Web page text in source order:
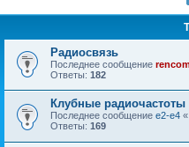
Радиосвязь
Последнее сообщение
Ответы: 182
Клубные радиочастоты
Последнее сообщение e2-e4 «
Ответы: 169